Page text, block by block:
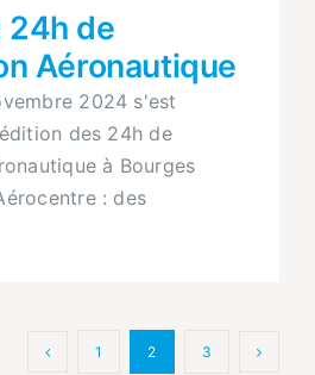
24h de
Aéronautique
2024 s'est
des 24h de
à Bourges
: des
1 2 3